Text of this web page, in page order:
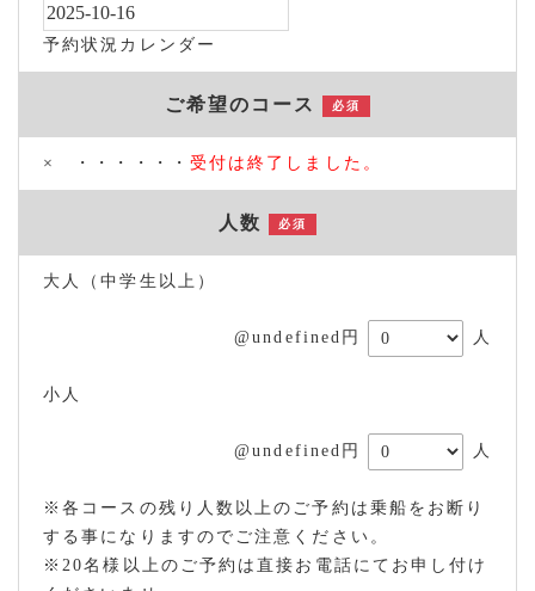
予約状況カレンダー
ご希望のコース 必須
× ・・・・・・ 受付は終了しました。
人数 必須
大人（中学生以上）
@undefined円 人
小人
@undefined円 人
※各コースの残り人数以上のご予約は乗船をお断り
する事になりますのでご注意ください。
※20名様以上のご予約は直接お電話にてお申し付け